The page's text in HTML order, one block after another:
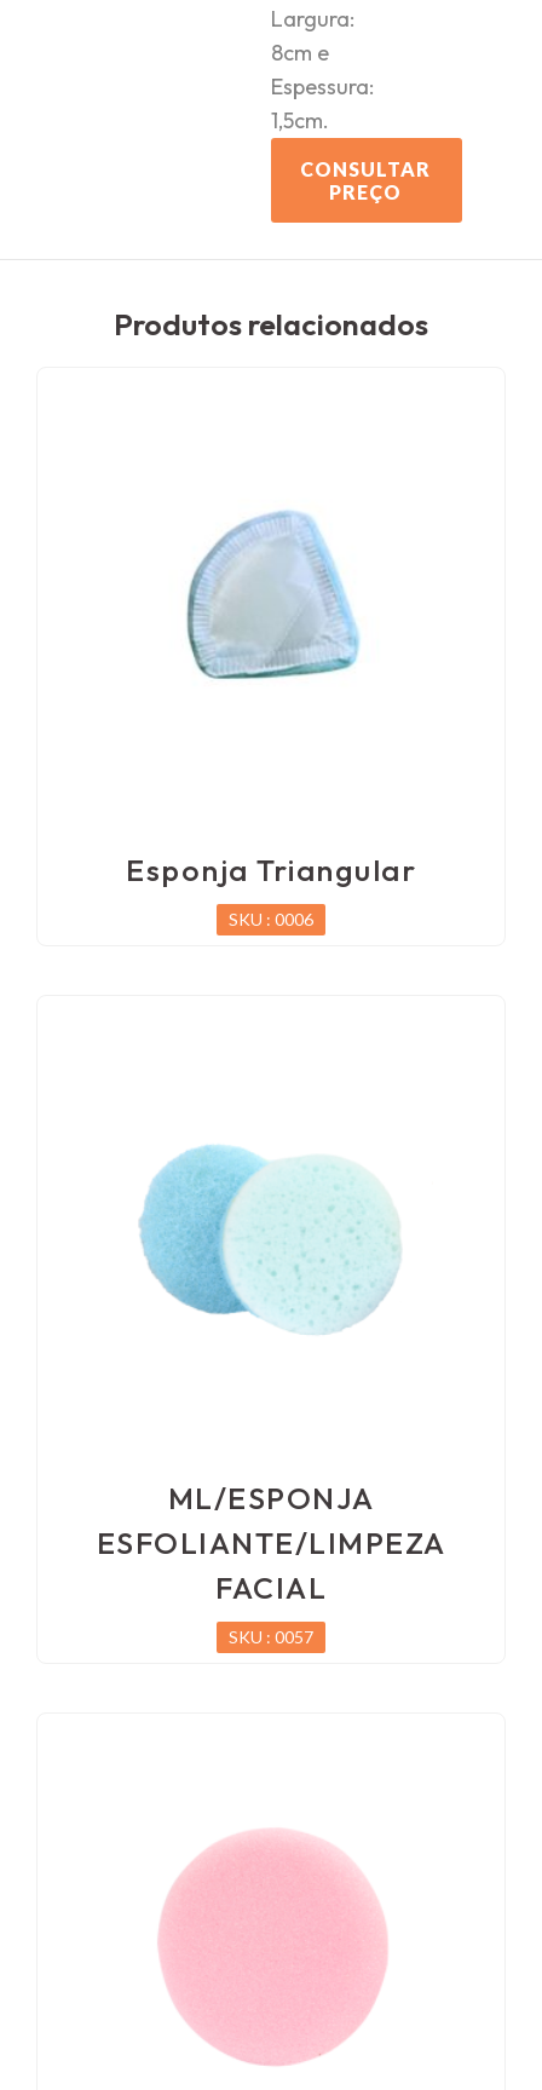
Largura:
8cm e
Espessura:
1,5cm.
CONSULTAR
PREÇO
Produtos relacionados
Esponja Triangular
SKU : 0006
ML/ESPONJA
ESFOLIANTE/LIMPEZA
FACIAL
SKU : 0057